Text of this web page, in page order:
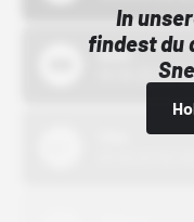
In
findest du
Bstn
01.10.22